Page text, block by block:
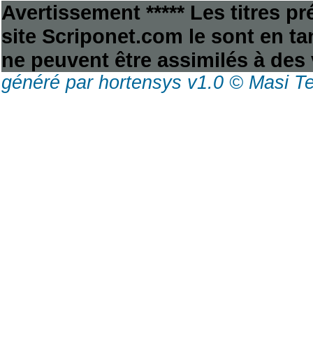
Avertissement ***** Les titres
site Scriponet.com le sont en
ne peuvent être assimilés à
généré par hortensys v1.0 © Masi